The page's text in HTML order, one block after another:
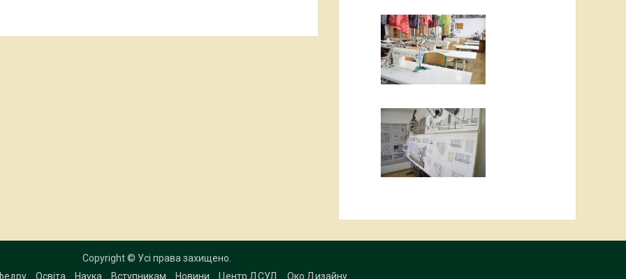
Copyright © Усі права захищено.
Освіта Наука Вступникам Новини Центр ДСУД Око Дизайну